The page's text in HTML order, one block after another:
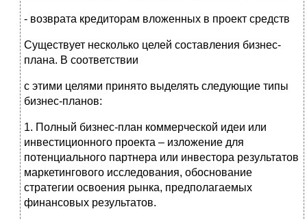
- возврата кредиторам вложенных в проект средств
Существует несколько целей составления бизнес-
плана. В соответствии
с этими целями принято выделять следующие типы
бизнес-планов:
1. Полный бизнес-план коммерческой идеи или
инвестиционного проекта – изложение для
потенциального партнера или инвестора результатов
маркетингового исследования, обоснование
стратегии освоения рынка, предполагаемых
финансовых результатов.